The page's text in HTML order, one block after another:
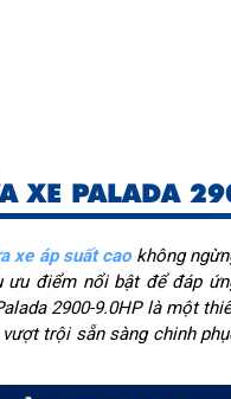
XE PALADA
xe áp suất caokhông
ưu điểm nổi bật để đáp
2900-9.0HP là một
trội sẵn sàng chinh